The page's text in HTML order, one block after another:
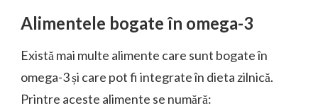
Alimentele bogate în omega-3
Există mai multe alimente care sunt bogate în
omega-3 și care pot fi integrate în dieta zilnică.
Printre aceste alimente se numără: